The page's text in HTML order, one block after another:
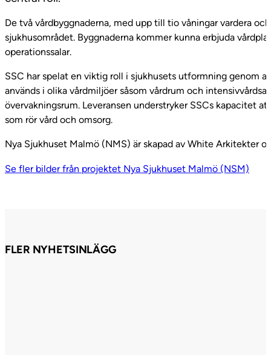
De två vårdbyggnaderna, med upp till tio våningar vardera
sjukhusområdet. Byggnaderna kommer kunna erbjuda
operationssalar.
SSC har spelat en viktig roll i sjukhusets utformning genom
används i olika vårdmiljöer såsom vårdrum och
övervakningsrum. Leveransen understryker SSCs kapacitet
som rör vård och omsorg.
Nya Sjukhuset Malmö (NMS) är skapad av White Arkitekter
Se fler bilder från projektet Nya Sjukhuset Malmö (NSM)
FLER NYHETSINLÄGG